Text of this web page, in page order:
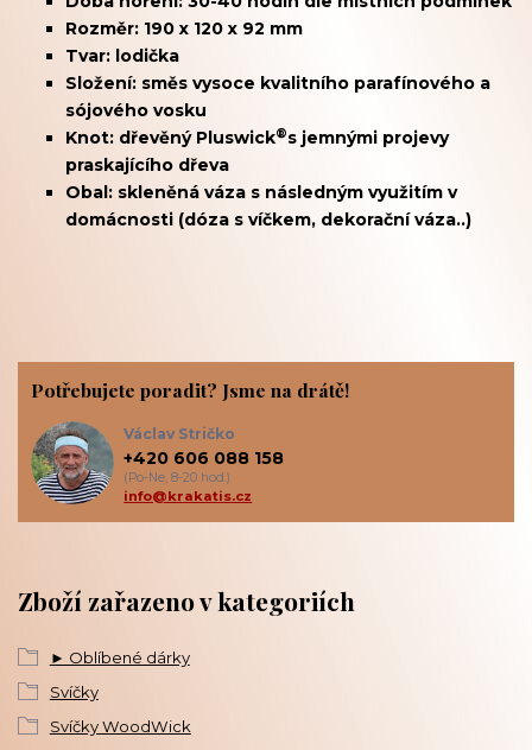
Rozměr: 190 x 120 x 92 mm
Tvar: lodička
Složení: směs vysoce kvalitního parafínového a
sójového vosku
Knot: dřevěný Pluswick®s jemnými projevy
praskajícího dřeva
Obal: skleněná váza s následným využitím v
domácnosti (dóza s víčkem, dekorační váza..)
Zboží zařazeno v kategoriích
► Oblíbené dárky
Svíčky
Svíčky WoodWick
Potřebujete poradit? Jsme na drátě!
Václav Stričko
+420 606 088 158
(Po-Ne, 8-20 hod.)
info@krakatis.cz